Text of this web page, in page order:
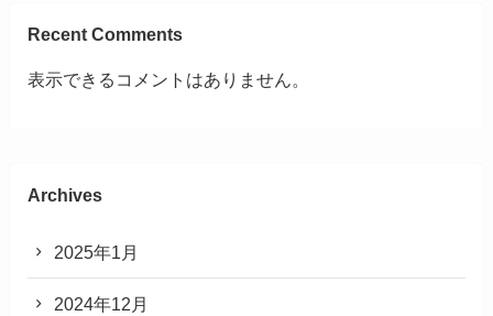
Recent Comments
表示できるコメントはありません。
Archives
2025年1月
2024年12月